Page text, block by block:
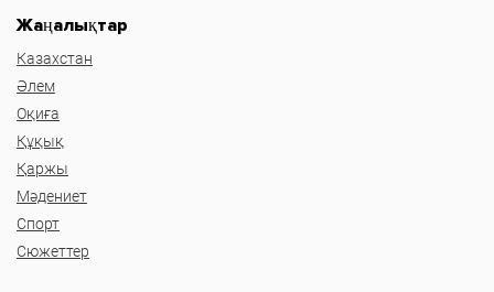
Жаңалықтар
Казахстан
Әлем
Оқиға
Құқық
Қаржы
Мәдениет
Спорт
Сюжеттер